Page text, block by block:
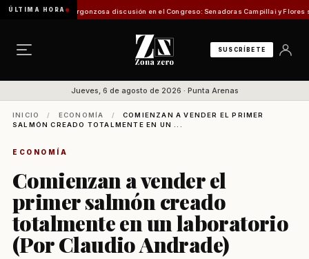
ÚLTIMA HORA
Pesca Vergonzosa discusión en el Congreso: Senadoras Campillai y Flores se
SUSCRÍBETE
Jueves, 6 de agosto de 2026 · Punta Arenas
INICIO / ECONOMÍA /
COMIENZAN A VENDER EL PRIMER
SALMÓN CREADO TOTALMENTE EN UN ...
ECONOMÍA
Comienzan a vender el
primer salmón creado
totalmente en un laboratorio
(Por Claudio Andrade)